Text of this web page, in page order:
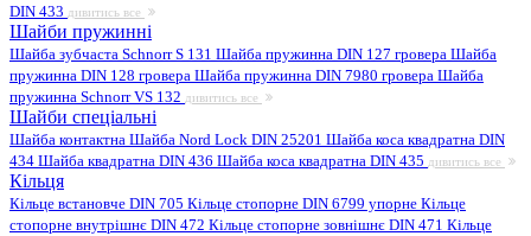
DIN 433 дивитись все
Шайби пружинні
Шайба зубчаста Schnorr S 131 Шайба пружинна DIN 127 гровера Шайба
пружинна DIN 128 гровера Шайба пружинна DIN 7980 гровера Шайба
пружинна Schnorr VS 132 дивитись все
Шайби спеціальні
Шайба контактна Шайба Nord Lock DIN 25201 Шайба коса квадратна DIN
434 Шайба квадратна DIN 436 Шайба коса квадратна DIN 435 дивитись все
Кільця
Кільце встановче DIN 705 Кільце стопорне DIN 6799 упорне Кільце
стопорне внутрішнє DIN 472 Кільце стопорне зовнішнє DIN 471 Кільце